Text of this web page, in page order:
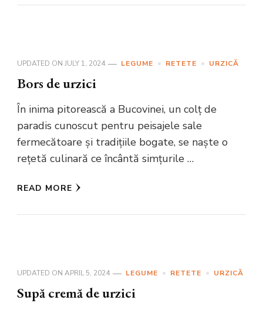
UPDATED ON JULY 1, 2024 LEGUME RETETE URZICĂ
Bors de urzici
În inima pitorească a Bucovinei, un colț de
paradis cunoscut pentru peisajele sale
fermecătoare și tradițiile bogate, se naște o
rețetă culinară ce încântă simțurile …
READ MORE
UPDATED ON APRIL 5, 2024 LEGUME RETETE URZICĂ
Supă cremă de urzici